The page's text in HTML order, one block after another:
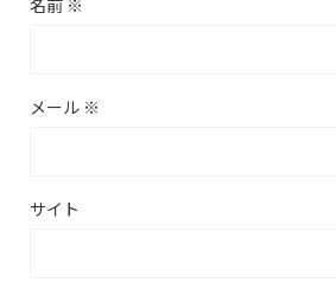
名前 ※
メール ※
サイト